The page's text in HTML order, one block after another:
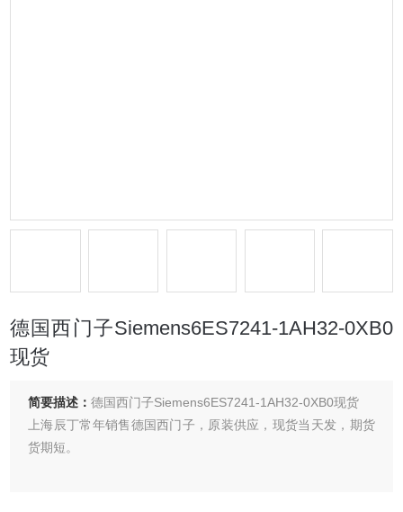
德国西门子Siemens6ES7241-1AH32-0XB0
现货
简要描述：德国西门子Siemens6ES7241-1AH32-0XB0现货
上海辰丁常年销售德国西门子，原装供应，现货当天发，期货
货期短。